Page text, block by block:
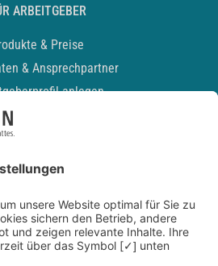
ARBEITGEBER
& Preise
& Ansprechpartner
anlegen
Podcast
Kontakt
Datenschutz
Newsletter